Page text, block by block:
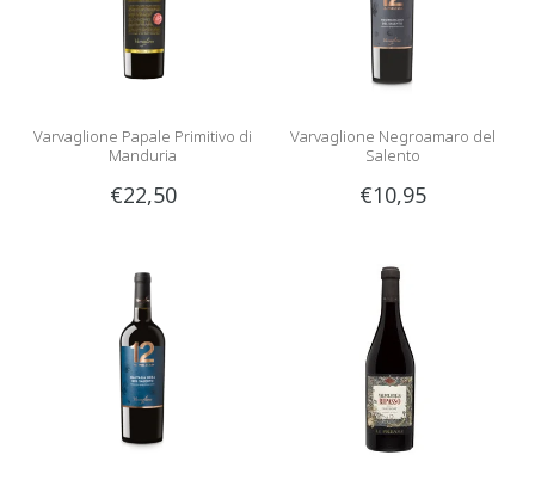
Varvaglione Papale Primitivo di
Manduria
€22,50
Varvaglione Negroamaro del
Salento
€10,95